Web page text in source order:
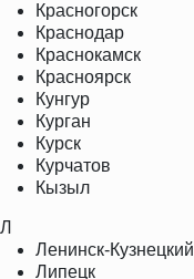
Красногорск
Краснодар
Краснокамск
Красноярск
Кунгур
Курган
Курск
Курчатов
Кызыл
Л
Ленинск-Кузнецкий
Липецк